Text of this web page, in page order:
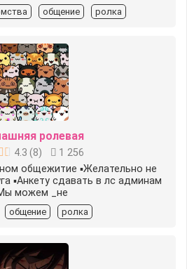
общение ролка
ролевая
4.3 (8)
1 256
общежитие ▪︎Желательно не
▪︎Анкету сдавать в лс админам
можем _не
общение ролка